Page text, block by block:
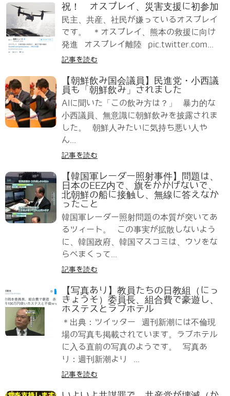
祝！ オスプレイ、災害支援に初参加
民主、共産、社民が嫌っているオスプレイ
です。 ＊オスプレイ、熊本の救援に向け
発進 オスプレイ離陸 pic.twitter.com...
記事を読む
【朝鮮飲み国会議員】民進党・小西議
員も「朝鮮飲み」されました
AIに聞いた「この飲み方は？」 暴力的な
小西議員、無意識に朝鮮飲みを披露されま
した。 朝鮮人みたいに気持ち悪い人や
ん...
記事を読む
【韓国軍レーダー照射事件】問題は、
日本のEEZ内で、旗をかかげないで、
北朝鮮の船に接触し、無線に答えなか
ったこと
韓国軍レーダー照射問題の本質が突いてあ
るツィート。 この事実が拡散しないよう
に、韓国政府、韓国マスコミは、ウソをな
らべまくって...
記事を読む
【写真あり】教員たちの日教組（にっ
きょうそ）委員長、組合費で豪遊し、
ホステスとラブホテル
＊出典：ツイッター 週刊新潮には不倫現
場の写真も掲載されています。ラブホテル
に入る直前の写真のようです。 写真あ
り：週刊新潮より ...
記事を読む